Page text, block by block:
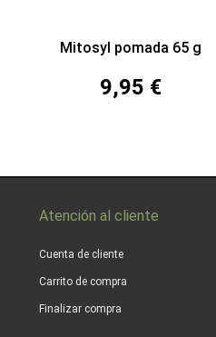
Mitosyl pomada 65 g
9,95 €
Atención al cliente
Cuenta de cliente
Carrito de compra
Finalizar compra